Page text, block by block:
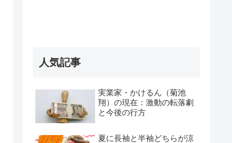
人気記事
実業家・かけるん（菊池
翔）の現在：激動の転落劇
と今後の行方
夏に長袖と半袖どちらが涼